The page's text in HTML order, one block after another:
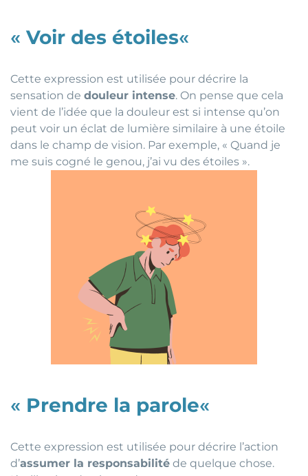
« Voir des étoiles«
Cette expression est utilisée pour décrire la
sensation de douleur intense. On pense que cela
vient de l’idée que la douleur est si intense qu’on
peut voir un éclat de lumière similaire à une étoile
dans le champ de vision. Par exemple, « Quand je
me suis cogné le genou, j’ai vu des étoiles ».
« Prendre la parole«
Cette expression est utilisée pour décrire l’action
d’assumer la responsabilité de quelque chose.